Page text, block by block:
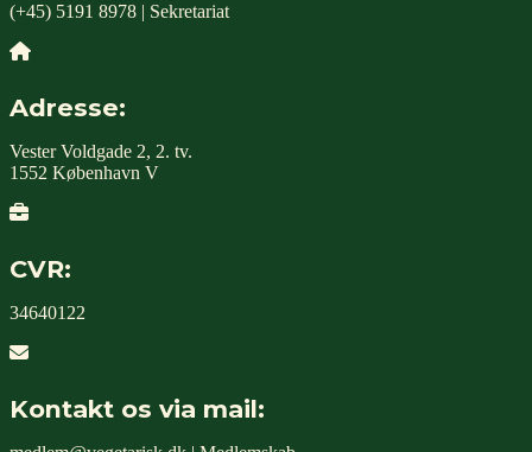
(+45) 5191 8978 | Sekretariat
Adresse:
Vester Voldgade 2, 2. tv.
1552 København V
CVR:
34640122
Kontakt os via mail: